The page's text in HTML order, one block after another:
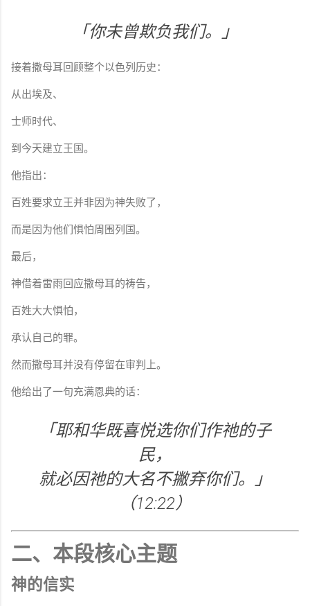
「你未曾欺负我们。」
接着撒母耳回顾整个以色列历史：
从出埃及、
士师时代、
到今天建立王国。
他指出：
百姓要求立王并非因为神失败了，
而是因为他们惧怕周围列国。
最后，
神借着雷雨回应撒母耳的祷告，
百姓大大惧怕，
承认自己的罪。
然而撒母耳并没有停留在审判上。
他给出了一句充满恩典的话：
「耶和华既喜悦选你们作祂的子
民，
就必因祂的大名不撇弃你们。」
（12:22）
二、本段核心主题
神的信实